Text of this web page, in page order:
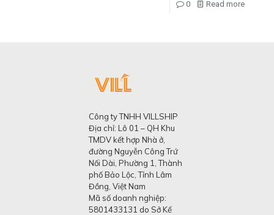
0 Read more
Công ty TNHH VILLSHIP
Địa chỉ: Lô 01 – QH Khu
TMDV kết hợp Nhà ở,
đường Nguyễn Công Trứ
Nối Dài, Phường 1, Thành
phố Bảo Lộc, Tỉnh Lâm
Đồng, Việt Nam
Mã số doanh nghiệp:
5801433131 do Sở Kế